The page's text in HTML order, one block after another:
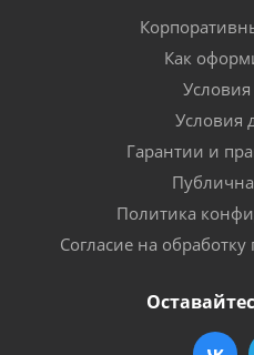
Как
Условия
Гарантии и
Политика
Согласие на